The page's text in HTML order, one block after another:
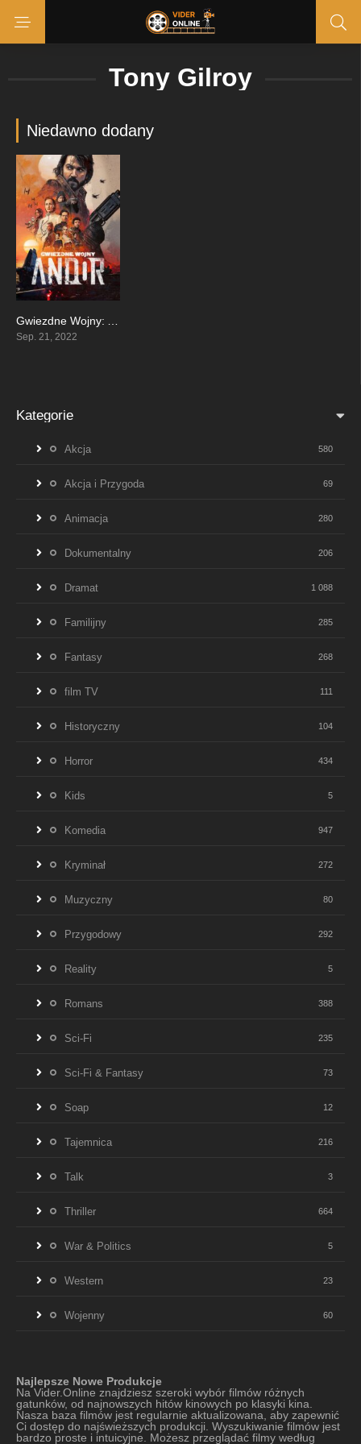
Tony Gilroy
Niedawno dodany
7.944
Sep. 21, 2022
Kategorie
Akcja 580
Akcja i Przygoda 69
Animacja 280
Dokumentalny 206
Dramat 1 088
Familijny 285
Fantasy 268
film TV 111
Historyczny 104
Horror 434
Kids 5
Komedia 947
Kryminał 272
Muzyczny 80
Przygodowy 292
Reality 5
Romans 388
Sci-Fi 235
Sci-Fi & Fantasy 73
Soap 12
Tajemnica 216
Talk 3
Thriller 664
War & Politics 5
Western 23
Wojenny 60
Najlepsze Nowe Produkcje
Na Vider.Online znajdziesz szeroki wybór filmów różnych
gatunków, od najnowszych hitów kinowych po klasyki kina.
Nasza baza filmów jest regularnie aktualizowana, aby zapewnić
Ci dostęp do najświeższych produkcji. Wyszukiwanie filmów jest
bardzo proste i intuicyjne. Możesz przeglądać filmy według